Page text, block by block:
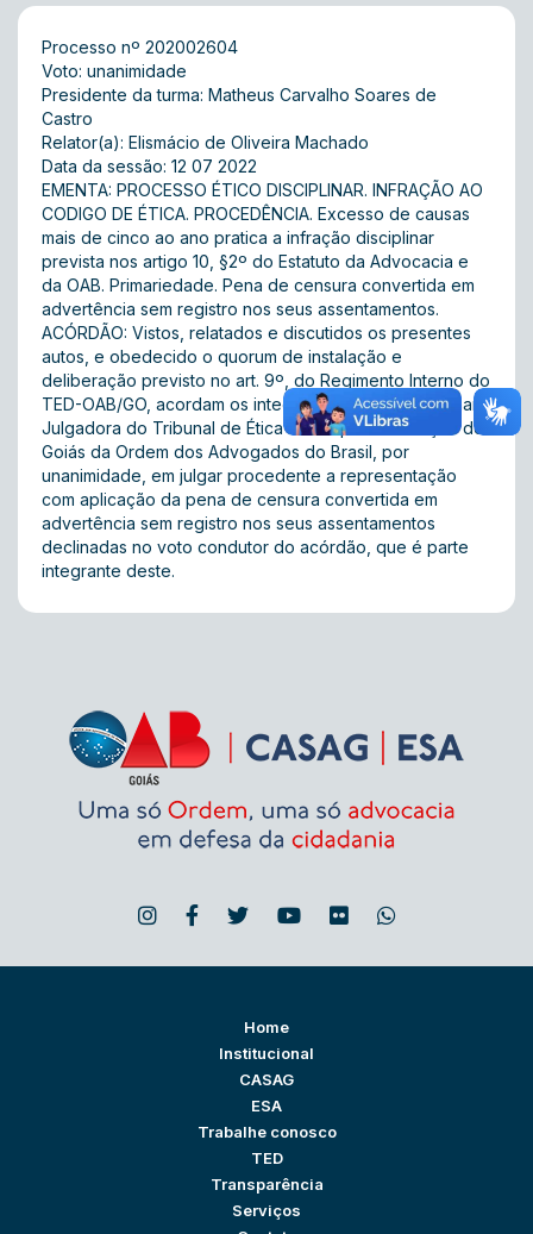
Processo nº 202002604
Voto: unanimidade
Presidente da turma: Matheus Carvalho Soares de
Castro
Relator(a): Elismácio de Oliveira Machado
Data da sessão: 12 07 2022
EMENTA: PROCESSO ÉTICO DISCIPLINAR. INFRAÇÃO AO
CODIGO DE ÉTICA. PROCEDÊNCIA. Excesso de causas
mais de cinco ao ano pratica a infração disciplinar
prevista nos artigo 10, §2º do Estatuto da Advocacia e
da OAB. Primariedade. Pena de censura convertida em
advertência sem registro nos seus assentamentos.
ACÓRDÃO: Vistos, relatados e discutidos os presentes
autos, e obedecido o quorum de instalação e
deliberação previsto no art. 9º, do Regimento Interno do
TED-OAB/GO, acordam os integrantes da __5___ª Câmara
Julgadora do Tribunal de Ética e Disciplina da Seção de
Goiás da Ordem dos Advogados do Brasil, por
unanimidade, em julgar procedente a representação
com aplicação da pena de censura convertida em
advertência sem registro nos seus assentamentos
declinadas no voto condutor do acórdão, que é parte
integrante deste.
Home
Institucional
CASAG
ESA
Trabalhe conosco
TED
Transparência
Serviços